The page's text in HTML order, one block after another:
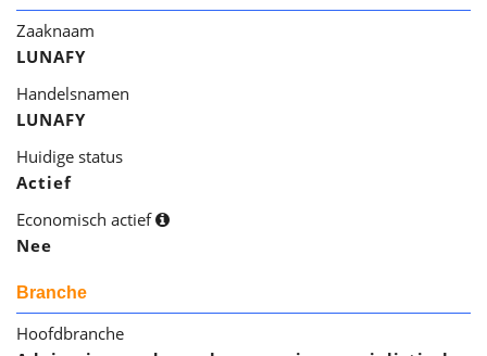
Zaaknaam
LUNAFY
Handelsnamen
LUNAFY
Huidige status
Actief
Economisch actief
Nee
Branche
Hoofdbranche